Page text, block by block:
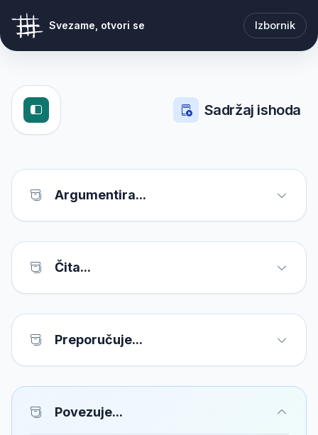
Svezame, otvori se Izbornik
Sadržaj ishoda
Argumentira...
Čita...
Preporučuje...
Povezuje...